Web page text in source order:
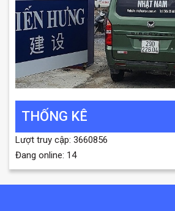
THỐNG KÊ
Lượt truy cập: 3660856
Đang online: 14